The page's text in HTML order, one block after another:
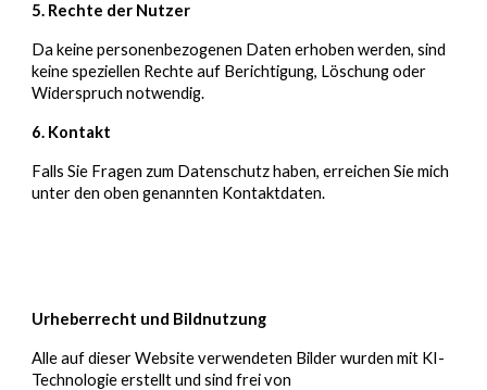
5. Rechte der Nutzer
Da keine personenbezogenen Daten erhoben werden, sind
keine speziellen Rechte auf Berichtigung, Löschung oder
Widerspruch notwendig.
6. Kontakt
Falls Sie Fragen zum Datenschutz haben, erreichen Sie mich
unter den oben genannten Kontaktdaten.
Urheberrecht und Bildnutzung
Alle auf dieser Website verwendeten Bilder wurden mit KI-
Technologie erstellt und sind frei von